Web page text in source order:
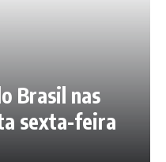
Brasil nas
sexta-feira